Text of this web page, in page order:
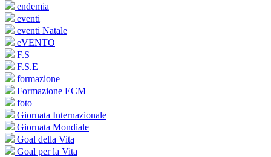
endemia
eventi
eventi Natale
eVENTO
F.S
F.S.E
formazione
Formazione ECM
foto
Giornata Internazionale
Giornata Mondiale
Goal della Vita
Goal per la Vita